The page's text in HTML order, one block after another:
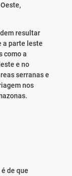
resultar
a parte leste
como a
e no
serranas e
nos
de que